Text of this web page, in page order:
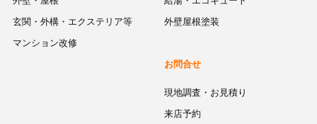
外壁屋根塗装
玄関・外構・エクステリア等
マンション改修
お問合せ
現地調査・お見積り
来店予約